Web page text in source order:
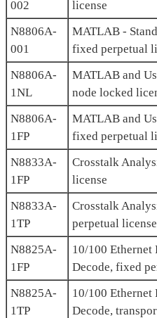
002
license
N8806A-
001
MATLAB -
fixed perpetual
N8806A-
1NL
MATLAB and
node locked
N8806A-
1FP
MATLAB and
fixed perpetual
N8833A-
1FP
Crosstalk
license
N8833A-
1TP
Crosstalk
perpetual license
N8825A-
1FP
10/100 Ethernet
Decode, fixed
N8825A-
1TP
10/100 Ethernet
Decode,